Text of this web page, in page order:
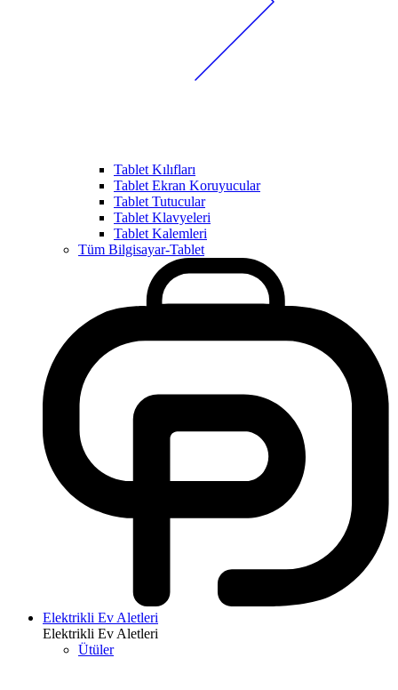
Tablet Kılıfları
Tablet Ekran Koruyucular
Tablet Tutucular
Tablet Klavyeleri
Tablet Kalemleri
Tüm Bilgisayar-Tablet
Elektrikli Ev Aletleri
Elektrikli Ev Aletleri
Ütüler